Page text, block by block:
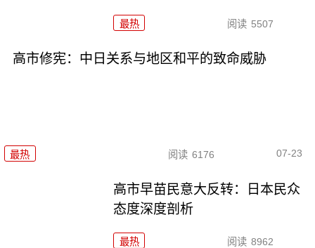
最热 阅读 5507
高市修宪：中日关系与地区和平的致命威胁
最热 阅读 6176 07-23
高市早苗民意大反转：日本民众
态度深度剖析
最热 阅读 8962